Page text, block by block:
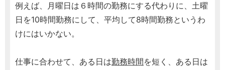
例えば、月曜日は６時間の勤務にする代わりに、土曜
日を10時間勤務にして、平均して8時間勤務というわ
けにはいかない。
仕事に合わせて、ある日は勤務時間を短く、ある日は